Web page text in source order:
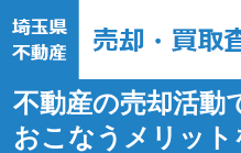
不動産の売却活動
おこなうメリット